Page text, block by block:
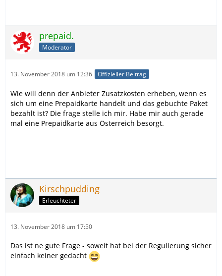
prepaid.
Moderator
13. November 2018 um 12:36 Offizieller Beitrag
Wie will denn der Anbieter Zusatzkosten erheben, wenn es
sich um eine Prepaidkarte handelt und das gebuchte Paket
bezahlt ist? Die frage stelle ich mir. Habe mir auch gerade
mal eine Prepaidkarte aus Österreich besorgt.
Kirschpudding
Erleuchteter
13. November 2018 um 17:50
Das ist ne gute Frage - soweit hat bei der Regulierung sicher
einfach keiner gedacht